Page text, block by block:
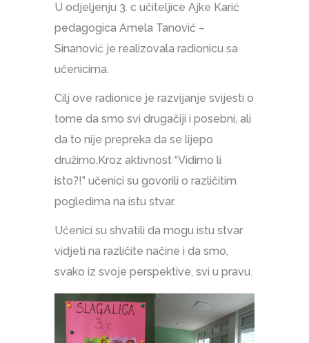
U odjeljenju 3. c učiteljice Ajke Karić
pedagogica Amela Tanović –
Sinanović je realizovala radionicu sa
učenicima.
Cilj ove radionice je razvijanje svijesti o
tome da smo svi drugačiji i posebni, ali
da to nije prepreka da se lijepo
družimo.Kroz aktivnost “Vidimo li
isto?!” učenici su govorili o različitim
pogledima na istu stvar.
Učenici su shvatili da mogu istu stvar
vidjeti na različite načine i da smo,
svako iz svoje perspektive, svi u pravu.